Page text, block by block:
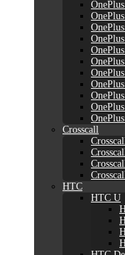
Crosscall
HTC
HTC U